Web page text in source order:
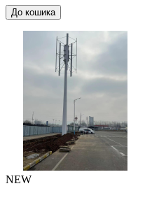
До кошика
NEW